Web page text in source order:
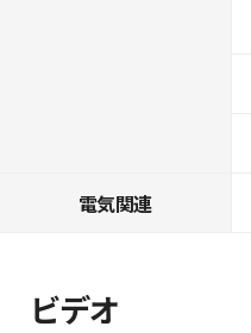
電気関連
ビデオ